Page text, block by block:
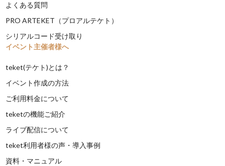
よくある質問
PRO ARTEKET（プロアルテケト）
シリアルコード受け取り
イベント主催者様へ
teket(テケト)とは？
イベント作成の方法
ご利用料金について
teketの機能ご紹介
ライブ配信について
teket利用者様の声・導入事例
資料・マニュアル